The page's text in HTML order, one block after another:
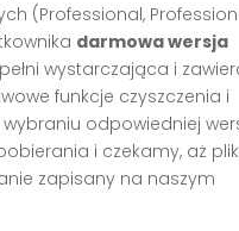
(Professional,
darmowa wersja
wystarczająca i
funkcje czyszczenia i
odpowiedniej
i czekamy, aż plik
zapisany na naszym